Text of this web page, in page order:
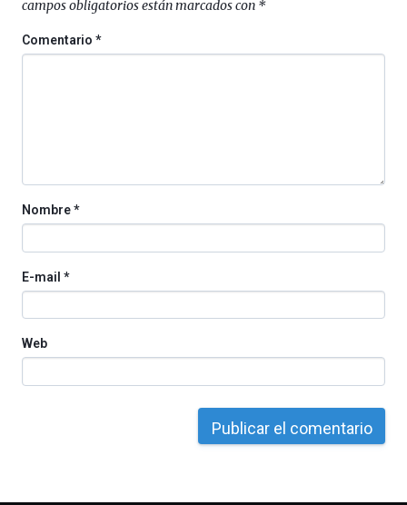
campos obligatorios están marcados con *
Comentario*
Nombre*
E-mail *
Web